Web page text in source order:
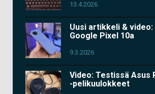
13.4.2026
Uusi artikkeli &
Google Pixel 10a
9.3.2026
Video: Testissä Asus
-pelikuulokkeet